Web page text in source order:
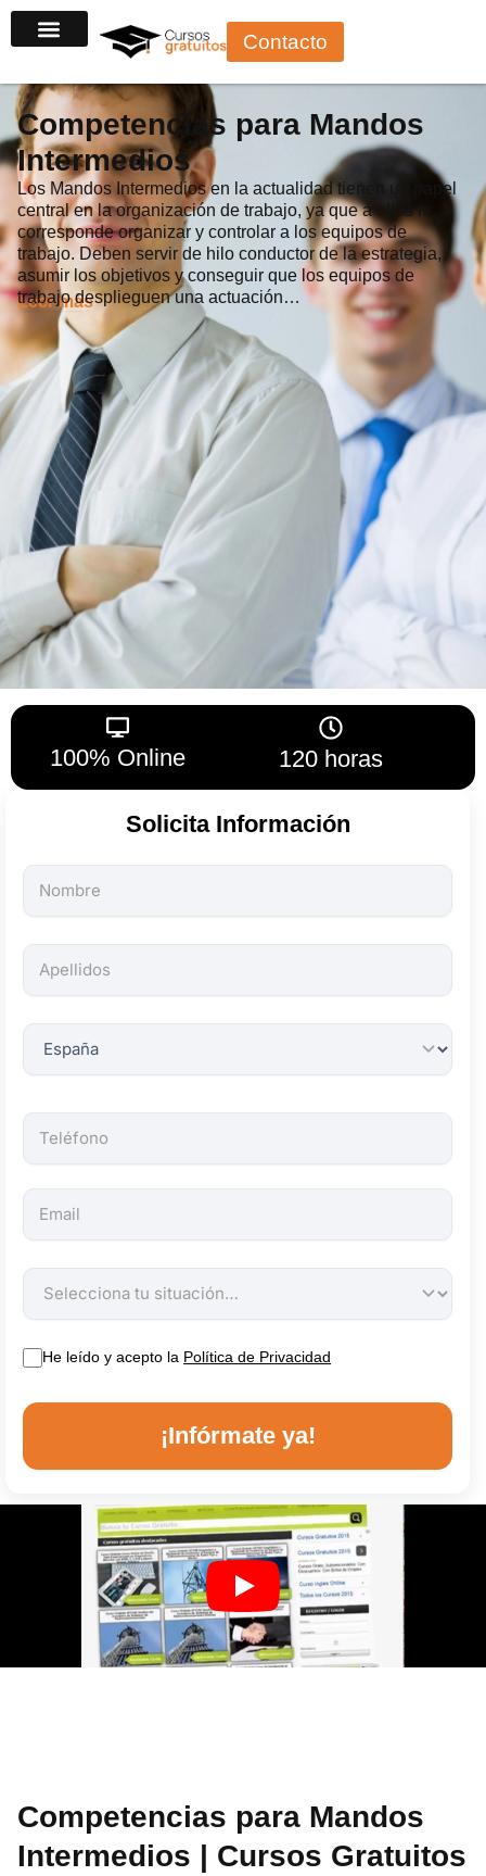
al
Contacto
Competencias para Mandos
Intermedios
Los Mandos Intermedios en la actualidad tienen un papel
central en la organización de trabajo, ya que a ellos le
corresponde organizar y controlar a los equipos de
trabajo. Deben servir de hilo conductor de la estrategia,
asumir los objetivos y conseguir que los equipos de
trabajo desplieguen una actuación…
Leer más
100% Online 120 horas
Solicita Información
Todos
los
son
obligatorios.
He leído y acepto la Política de Privacidad
¡Infórmate ya!
Competencias para Mandos
Intermedios | Cursos Gratuitos